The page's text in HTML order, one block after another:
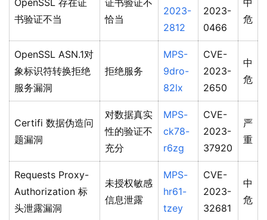
OpenSSL 存在证
书验证不当
证书验证不
恰当
2023-
2812
2023-
0466
中
危
OpenSSL ASN.1对
象标识符转换拒绝
服务漏洞
拒绝服务
MPS-
9dro-
82lx
CVE-
2023-
2650
中
危
Certifi 数据伪造问
题漏洞
对数据真实
性的验证不
充分
MPS-
ck78-
r6zg
CVE-
2023-
37920
严
重
Requests Proxy-
Authorization 标
头泄露漏洞
未授权敏感
信息泄露
MPS-
hr61-
tzey
CVE-
2023-
32681
中
危